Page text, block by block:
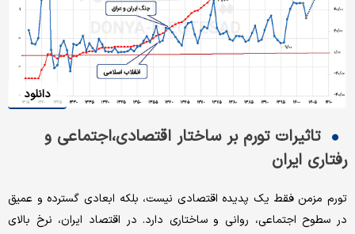
دانلود
تاثیرات تورم بر ساختار اقتصادی،اجتماعی و
رفتاری ایران
تورم مزمن فقط یک پدیده اقتصادی نیست، بلکه ابعادی گسترده و عمیق
در سطوح اجتماعی، روانی و ساختاری دارد. در اقتصاد ایران، نرخ بالای